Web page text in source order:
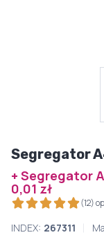
Segregator
+ Segregator
0,01 zł
(12)
INDEX: 267311